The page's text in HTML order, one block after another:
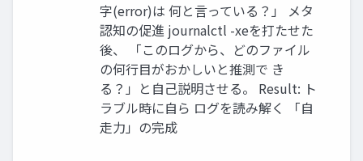
字(error)は 何と言っている？」 メタ
認知の促進 journalctl -xeを打たせた
後、 「このログから、どのファイル
の何行目がおかしいと推測で き
る？」と自己説明させる。 Result: ト
ラブル時に自ら ログを読み解く 「自
走力」の完成